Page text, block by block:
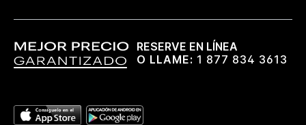
RESERVE EN LÍNEA
O LLAME: 1 877 834 3613